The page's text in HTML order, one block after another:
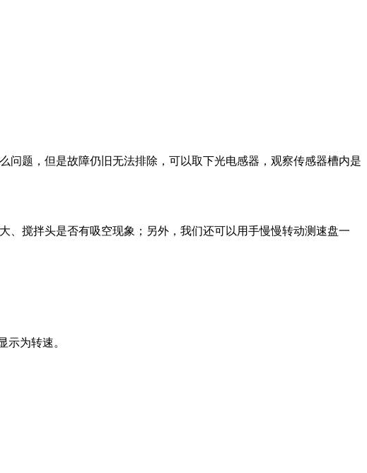
题，但是故障仍旧无法排除，可以取下光电感器，观察传感器槽内是
搅拌头是否有吸空现象；另外，我们还可以用手慢慢转动测速盘一
示为转速。